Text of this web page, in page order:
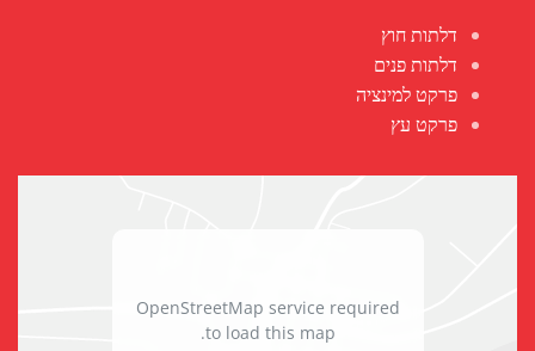
דלתות חוץ
דלתות פנים
פרקט למינציה
פרקט עץ
OpenStreetMap service required
to load this map.